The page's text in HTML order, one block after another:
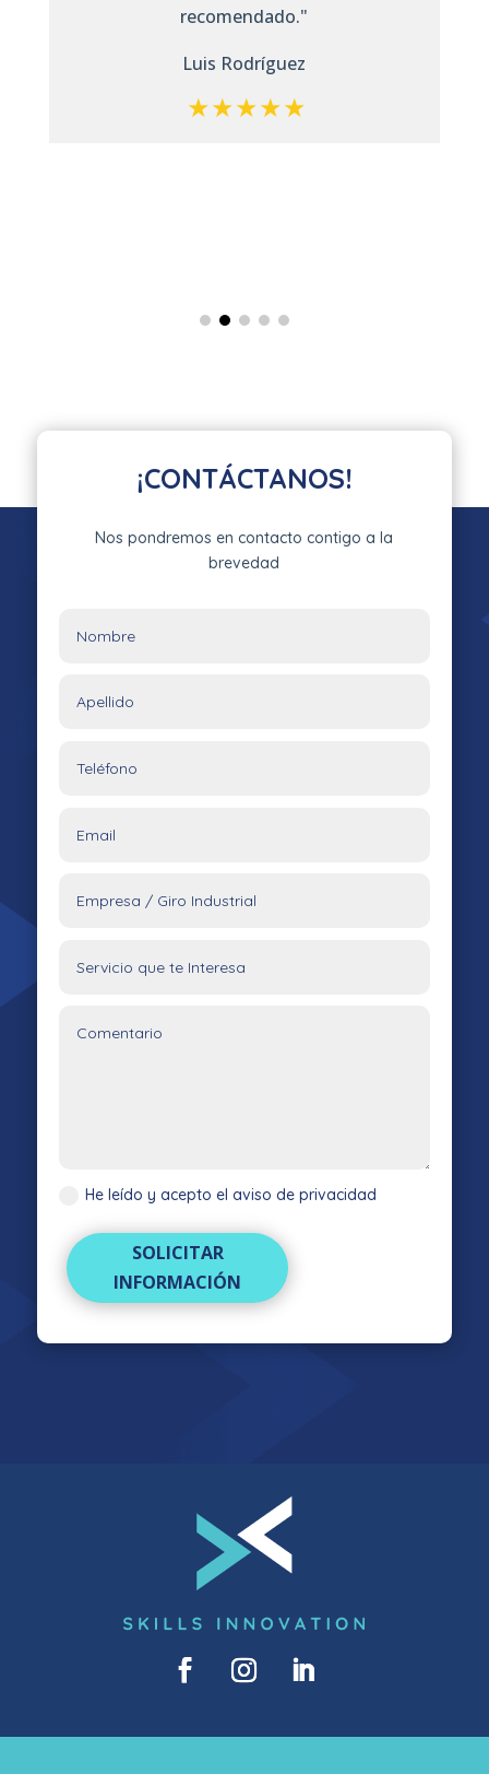
de habilidades DC3, con las que podemos
equipo."
Roberto Pérez.
¡CONTÁCTANOS!
Nos pondremos en contacto contigo a la
brevedad
He leído y acepto el aviso de privacidad
SOLICITAR
INFORMACIÓN